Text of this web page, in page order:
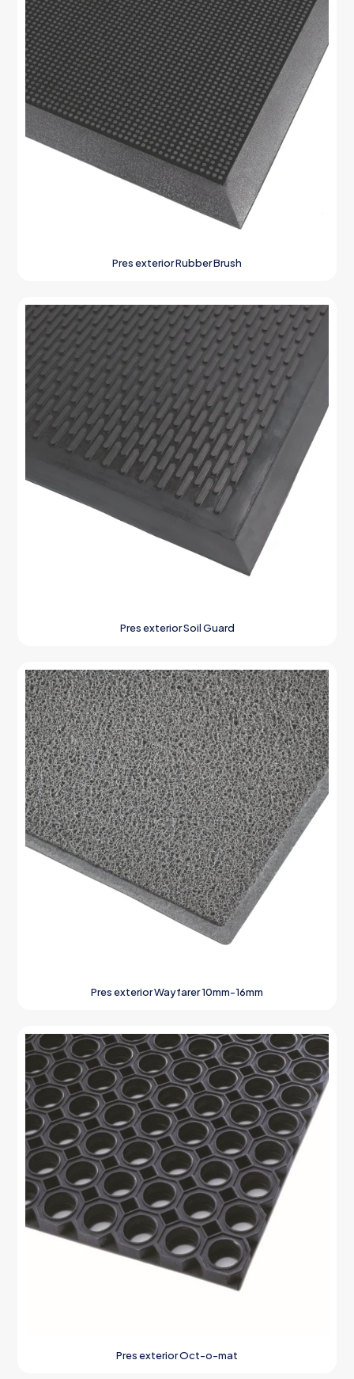
Pres exterior Rubber Brush
Pres exterior Soil Guard
Pres exterior Wayfarer 10mm-16mm
Pres exterior Oct-o-mat